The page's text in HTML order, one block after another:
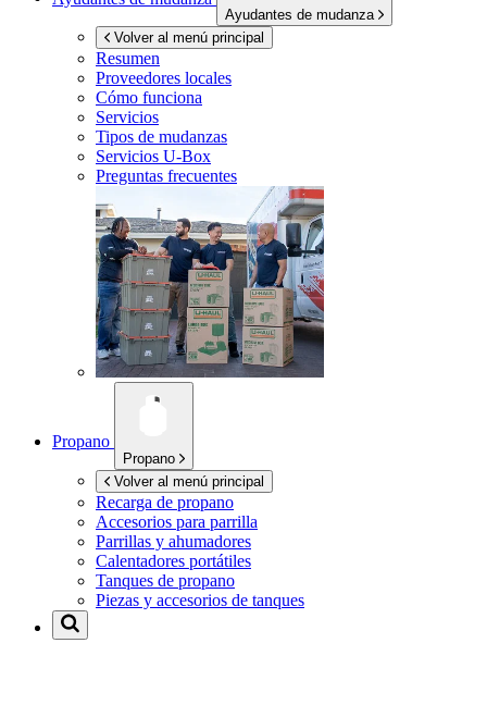
Ayudantes de mudanza
Volver al menú principal
Resumen
Proveedores locales
Cómo funciona
Servicios
Tipos de mudanzas
Servicios U-Box
Preguntas frecuentes
Propano
Propano
Volver al menú principal
Recarga de propano
Accesorios para parrilla
Parrillas y ahumadores
Calentadores portátiles
Tanques de propano
Piezas y accesorios de tanques